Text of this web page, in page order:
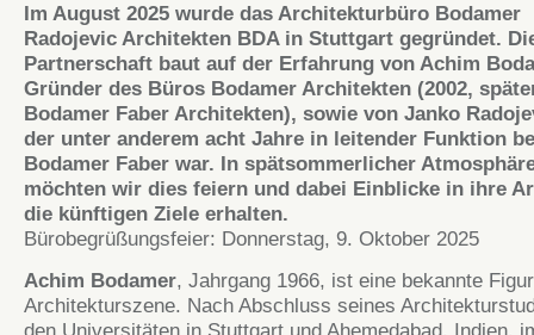
Im August 2025 wurde das Architekturbüro Bodamer
Radojevic Architekten BDA in Stuttgart gegründet.
Partnerschaft baut auf der Erfahrung von Achim
Gründer des Büros Bodamer Architekten (2002,
Bodamer Faber Architekten), sowie von Janko
der unter anderem acht Jahre in leitender Funktion
Bodamer Faber war. In spätsommerlicher
möchten wir dies feiern und dabei Einblicke in ihre
die künftigen Ziele erhalten.
Bürobegrüßungsfeier: Donnerstag, 9. Oktober 2025
Achim Bodamer, Jahrgang 1966, ist eine bekannte
Architekturszene. Nach Abschluss seines
den Universitäten in Stuttgart und Ahemedabad, Indien,